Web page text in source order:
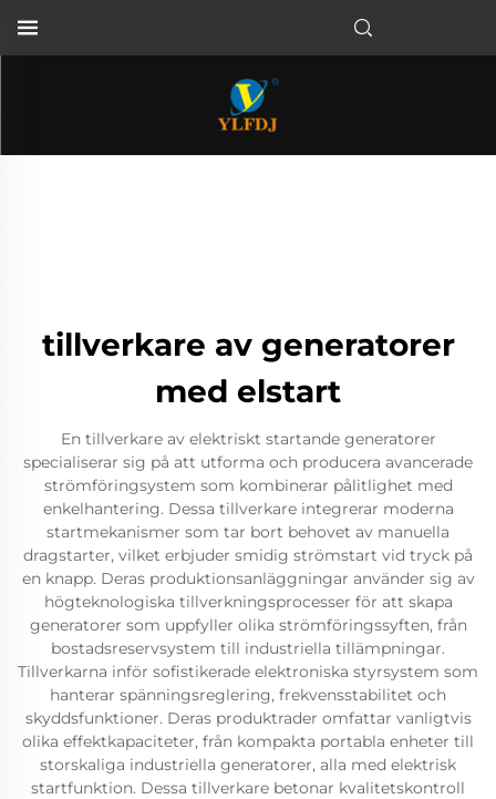
tillverkare av generatorer
med elstart
En tillverkare av elektriskt startande generatorer
specialiserar sig på att utforma och producera avancerade
strömföringsystem som kombinerar pålitlighet med
enkelhantering. Dessa tillverkare integrerar moderna
startmekanismer som tar bort behovet av manuella
dragstarter, vilket erbjuder smidig strömstart vid tryck på
en knapp. Deras produktionsanläggningar använder sig av
högteknologiska tillverkningsprocesser för att skapa
generatorer som uppfyller olika strömföringssyften, från
bostadsreservsystem till industriella tillämpningar.
Tillverkarna inför sofistikerade elektroniska styrsystem som
hanterar spänningsreglering, frekvensstabilitet och
skyddsfunktioner. Deras produktrader omfattar vanligtvis
olika effektkapaciteter, från kompakta portabla enheter till
storskaliga industriella generatorer, alla med elektrisk
startfunktion. Dessa tillverkare betonar kvalitetskontroll